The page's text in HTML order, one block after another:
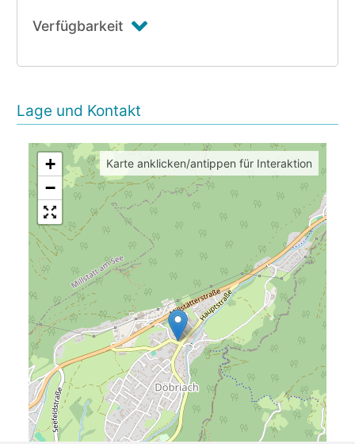
Verfügbarkeit
Lage und Kontakt
+
−
Karte anklicken/antippen für Interaktion